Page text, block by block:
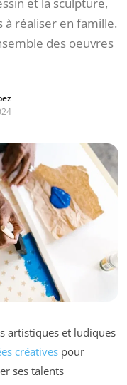
à réaliser en famille.
des oeuvres
artistiques et ludiques
créatives pour
ses talents